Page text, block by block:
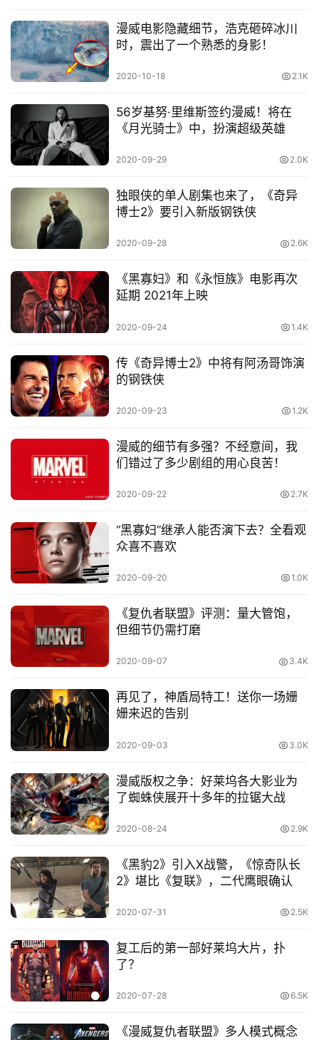
首
页
娱
影
时
尚
动
漫
音
游
科
漫威电影隐藏细节，浩克砸碎冰川
时，震出了一个熟悉的身影！
2020-10-18 2.1K
56岁基努·里维斯签约漫威！将在
《月光骑士》中，扮演超级英雄
2020-09-29 2.0K
独眼侠的单人剧集也来了，《奇异
博士2》要引入新版钢铁侠
2020-09-28 2.6K
《黑寡妇》和《永恒族》电影再次
延期 2021年上映
2020-09-24 1.4K
传《奇异博士2》中将有阿汤哥饰演
的钢铁侠
2020-09-23 1.2K
漫威的细节有多强？不经意间，我
们错过了多少剧组的用心良苦！
2020-09-22 2.7K
“黑寡妇”继承人能否演下去？全看观
众喜不喜欢
2020-09-20 1.0K
《复仇者联盟》评测：量大管饱，
但细节仍需打磨
2020-09-07 3.4K
再见了，神盾局特工！送你一场姗
姗来迟的告别
2020-09-03 3.0K
漫威版权之争：好莱坞各大影业为
了蜘蛛侠展开十多年的拉锯大战
2020-08-24 2.9K
《黑豹2》引入X战警，《惊奇队长
2》堪比《复联》，二代鹰眼确认
2020-07-31 2.5K
复工后的第一部好莱坞大片，扑
了？
2020-07-28 6.5K
《漫威复仇者联盟》多人模式概念